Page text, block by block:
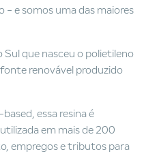
- e somos uma das maiores
Sul que nasceu o polietileno
renovável produzido
essa resina é
em mais de 200
empregos e tributos para